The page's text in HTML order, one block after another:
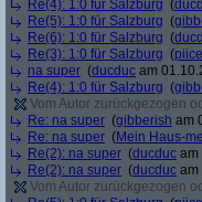
Re(4): 1:0 für Salzburg (
Re(5): 1:0 für Salzburg (
Re(6): 1:0 für Salzburg (
Re(3): 1:0 für Salzburg (
na super (ducduc am
Re(4): 1:0 für Salzburg (
Vom Autor zurückgezogen
Re: na super (gibberish am
Re: na super (Mein Haus-
Re(2): na super (ducduc am
Re(2): na super (ducduc am
Vom Autor zurückgezogen